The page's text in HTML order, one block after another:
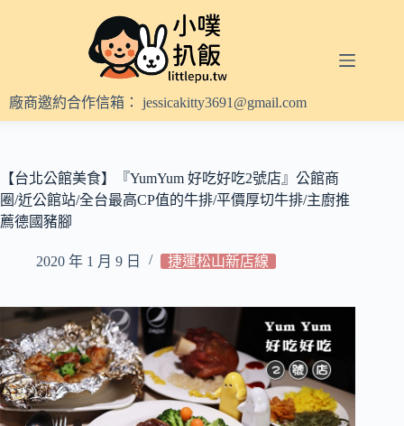
內
容
廠商邀約合作信箱： jessicakitty3691@gmail.com
【台北公館美食】『YumYum 好吃好吃2號店』公館商
圈/近公館站/全台最高CP值的牛排/平價厚切牛排/主廚推
薦德國豬腳
2020 年 1 月 9 日 捷運松山新店線